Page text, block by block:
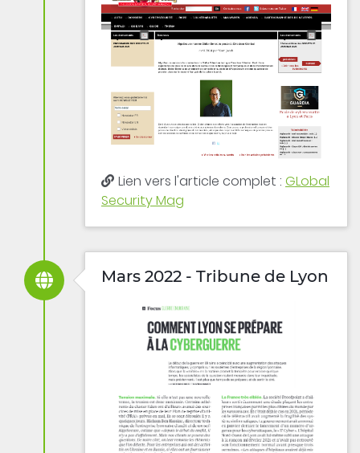
Lien vers l'article complet : GLobal
Security Mag
Mars 2022 - Tribune de Lyon